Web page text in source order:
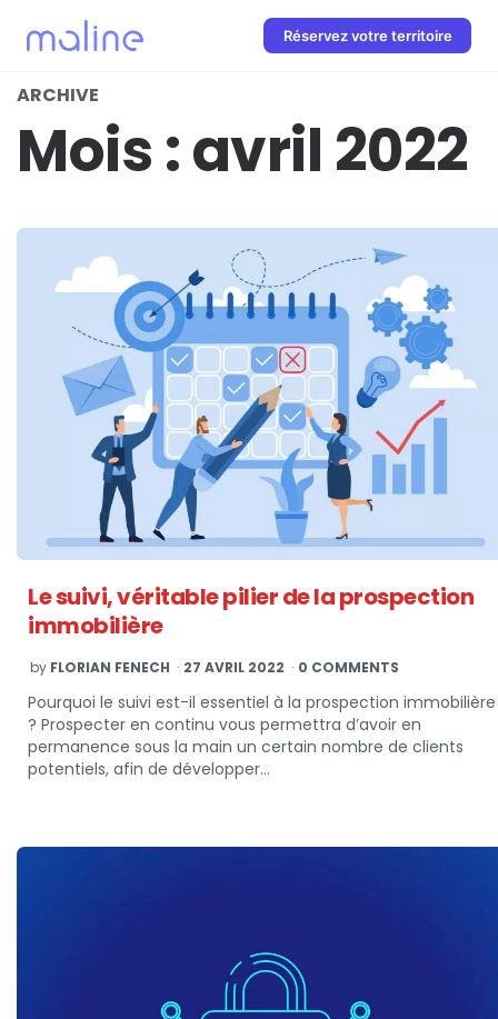
Réservez votre territoire
ARCHIVE
Mois :avril 2022
Le suivi, véritable pilier de la prospection
immobilière
POSTED
BY
by FLORIAN FENECH 27 AVRIL 2022 0 COMMENTS
Pourquoi le suivi est-il essentiel à la prospection immobilière
? Prospecter en continu vous permettra d’avoir en
permanence sous la main un certain nombre de clients
potentiels, afin de développer…